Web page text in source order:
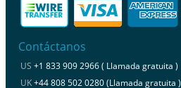
Contáctanos
US +1 833 909 2966 ( Llamada gratuita )
UK+44 808 502 0280 (Llamada gratuita )